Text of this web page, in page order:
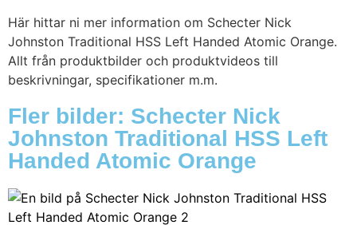
Här hittar ni mer information om Schecter Nick
Johnston Traditional HSS Left Handed Atomic Orange.
Allt från produktbilder och produktvideos till
beskrivningar, specifikationer m.m.
Fler bilder: Schecter Nick
Johnston Traditional HSS Left
Handed Atomic Orange